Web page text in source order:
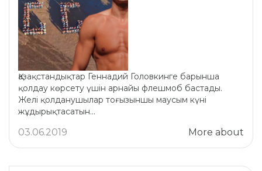
Қазақстандықтар Геннадий Головкинге барынша
қолдау көрсету үшін арнайы флешмоб бастады.
Желі қолданушылар тоғызыншы маусым күні
жұдырықтасатын...
More about
03.06.2019